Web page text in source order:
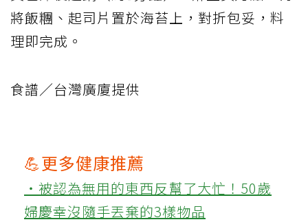
將飯糰、起司片置於海苔上，對折包妥，料
理即完成。
食譜／台灣廣廈提供
💪更多健康推薦
‧被認為無用的東西反幫了大忙！50歲
婦慶幸沒隨手丟棄的3樣物品